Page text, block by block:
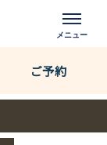
ご予約